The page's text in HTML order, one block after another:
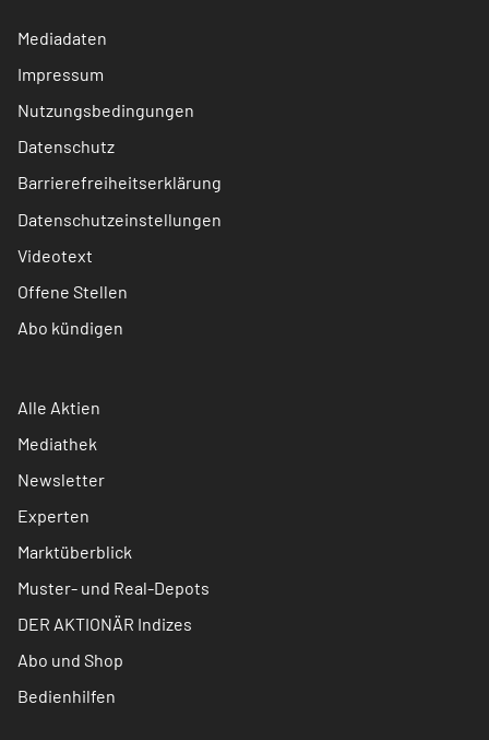
Mediadaten
Impressum
Nutzungsbedingungen
Datenschutz
Barrierefreiheitserklärung
Datenschutzeinstellungen
Videotext
Offene Stellen
Abo kündigen
Alle Aktien
Mediathek
Newsletter
Experten
Marktüberblick
Muster- und Real-Depots
DER AKTIONÄR Indizes
Abo und Shop
Bedienhilfen